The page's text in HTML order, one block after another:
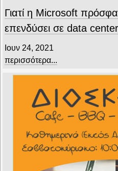
Γιατί η Microsoft
επενδύσει σε data
Ιουν 24, 2021
περισσότερα...